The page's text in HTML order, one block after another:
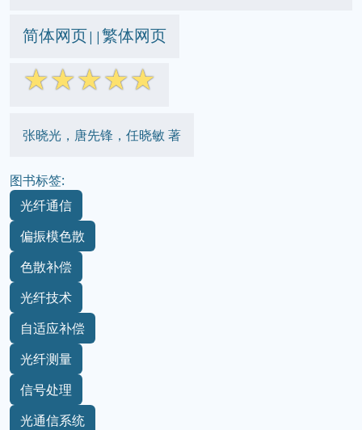
简体网页||繁体网页
☆☆☆☆☆
张晓光，唐先锋，任晓敏 著
图书标签:
光纤通信
偏振模色散
色散补偿
光纤技术
自适应补偿
光纤测量
信号处理
光通信系统